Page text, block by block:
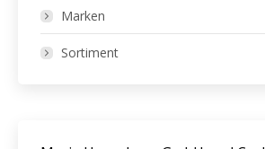
Marken
Sortiment